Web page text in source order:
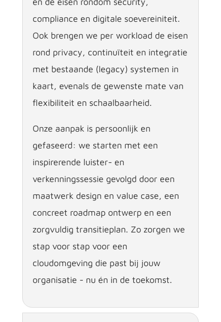
compliance en digitale soevereiniteit.
Ook brengen we per workload de eisen
rond privacy, continuïteit en integratie
met bestaande (legacy) systemen in
kaart, evenals de gewenste mate van
flexibiliteit en schaalbaarheid.
Onze aanpak is persoonlijk en
gefaseerd: we starten met een
inspirerende luister- en
verkenningssessie gevolgd door een
maatwerk design en value case, een
concreet roadmap ontwerp en een
zorgvuldig transitieplan. Zo zorgen we
stap voor stap voor een
cloudomgeving die past bij jouw
organisatie - nu én in de toekomst.